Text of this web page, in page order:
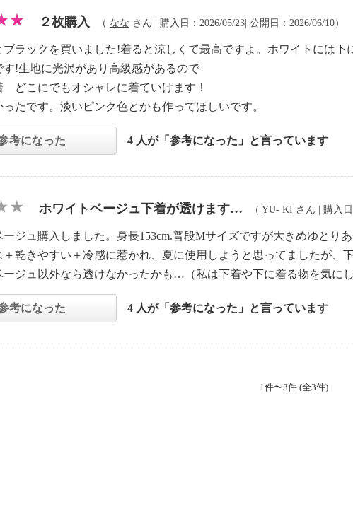
２枚購入 （ なな さん | 購入日：2026/05/23| 公開日：2026/06/10）
ブラックを買いました!着ると涼しくて最高ですよ。ホワイトには下
す!生地に光沢があり高級感があるので
どこにでもオシャレに着ていけます！
たです。淡いピンク色とかも作ってほしいです。
考になった 4 人が「参考になった」と言っています
ホワイトベージュ下着が透けます… （ YU- KI さん | 購入
ジュ購入しました。身長153cm.普段Mサイズですが大きめゆとりあ
＋乾きやすい＋冷感に惹かれ、夏に使用しようと思ってましたが、
ージュ以外なら透けなかったかも…（私は下着や下に着る物を気に
考になった 4 人が「参考になった」と言っています
1件〜3件 (全3件)